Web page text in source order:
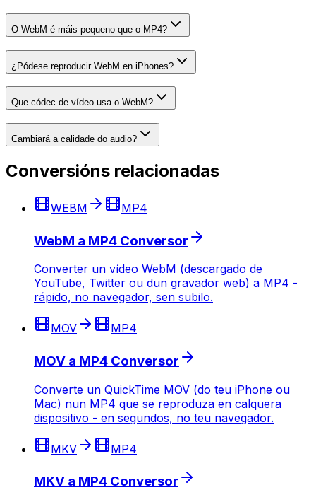
O WebM é máis pequeno que o MP4?
¿Pódese reproducir WebM en iPhones?
Que códec de vídeo usa o WebM?
Cambiará a calidade do audio?
Conversións relacionadas
WEBM MP4
WebM a MP4 Conversor
Converter un vídeo WebM (descargado de
YouTube, Twitter ou dun gravador web) a MP4 -
rápido, no navegador, sen subilo.
MOV MP4
MOV a MP4 Conversor
Converte un QuickTime MOV (do teu iPhone ou
Mac) nun MP4 que se reproduza en calquera
dispositivo - en segundos, no teu navegador.
MKV MP4
MKV a MP4 Conversor